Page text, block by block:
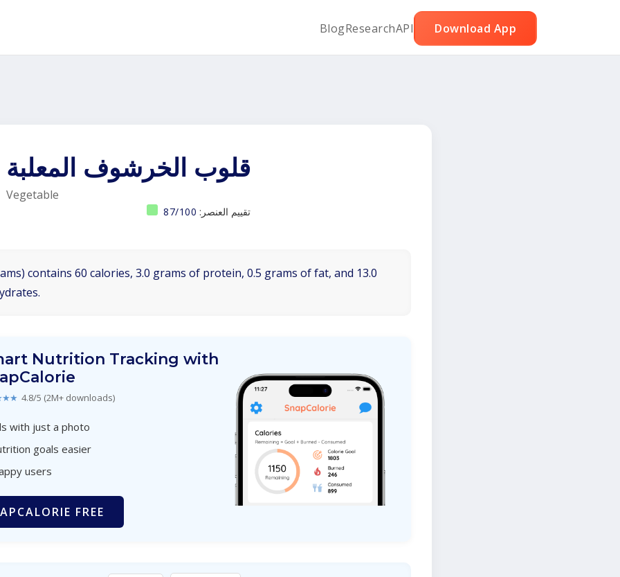
BlogResearchAPI Download App
قلوب الخرشوف المعلبة
Vegetable
تقييم العنصر: 87/100
contains 60 calories, 3.0 grams of protein, 0.5 grams of fat, and 13.0
Nutrition Tracking with
4.8/5 (2M+ downloads)
with just a photo
goals easier
users
FREE